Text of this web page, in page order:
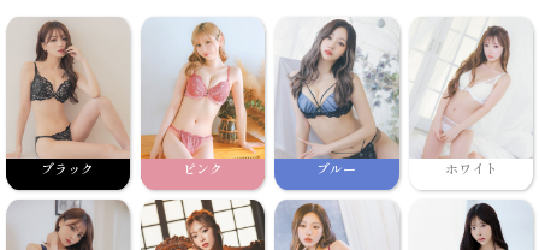
ブラック ピンク ブルー ホワイト